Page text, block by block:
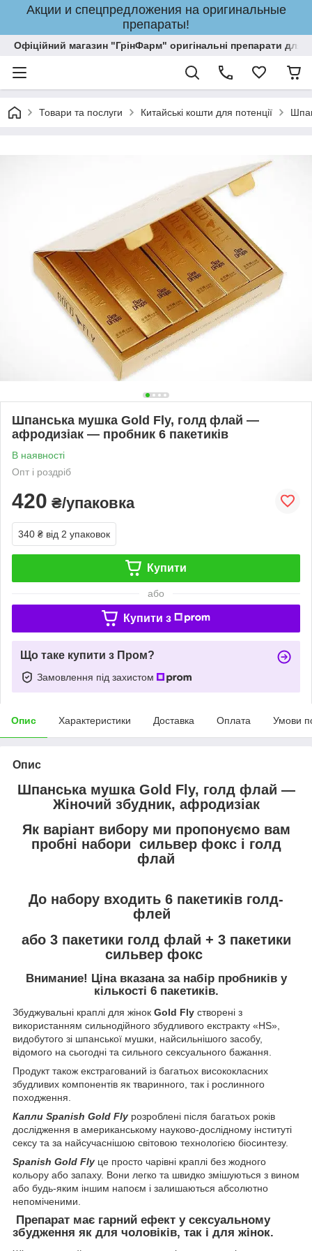
Акции и спецпредложения на оригинальные
препараты!
Офіційний магазин "ГрінФарм" оригінальні препарати для
Товари та послуги Китайські кошти для потенції
Шпанська мушка Gold Fly, голд флай —
афродизіак — пробник 6 пакетиків
В наявності
Опт і роздріб
420 ₴/упаковка
340 ₴ від 2 упаковок
Купити
або
Купити з
Що таке купити з Пром?
Замовлення під захистом
Опис Характеристики Доставка Оплата Умови
Опис
Шпанська мушка Gold Fly, голд флай —
Жіночий збудник, афродизіак
Як варіант вибору ми пропонуємо вам
пробні набори сильвер фокс і голд
флай
До набору входить 6 пакетиків голд-
флей
або 3 пакетики голд флай + 3 пакетики
сильвер фокс
Внимание! Ціна вказана за набір пробників у
кількості 6 пакетиків.
Збуджувальні краплі для жінок Gold Fly створені з
використанням сильнодійного збудливого екстракту «HS»,
видобутого зі шпанської мушки, найсильнішого засобу,
відомого на сьогодні та сильного сексуального бажання.
Продукт також екстрагований із багатьох висококласних
збудливих компонентів як тваринного, так і рослинного
походження.
Капли Spanish Gold Fly розроблені після багатьох років
дослідження в американському науково-дослідному інституті
сексу та за найсучаснішою світовою технологією біосинтезу.
Spanish Gold Fly це просто чарівні краплі без жодного
кольору або запаху. Вони легко та швидко змішуються з вином
або будь-яким іншим напоєм і залишаються абсолютно
непоміченими.
Препарат має гарний ефект у сексуальному
збудження як для чоловіків, так і для жінок.